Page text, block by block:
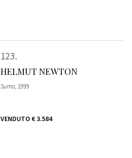
123
HELMUT NEWTON
Sumo, 1999
VENDUTO € 3.584